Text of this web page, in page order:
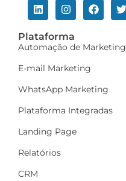
Plataforma
Automação de Marketing
E-mail Marketing
WhatsApp Marketing
Plataforma Integradas
Landing Page
Relatórios
CRM